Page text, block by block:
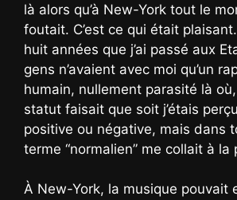
là alors qu’à New-York tout le
foutait. C’est ce qui était
huit années que j’ai passé aux
gens n’avaient avec moi qu’un
humain, nullement parasité là
statut faisait que soit j’étais
positive ou négative, mais dans
terme “normalien” me collait à la
À New-York, la musique pouvait